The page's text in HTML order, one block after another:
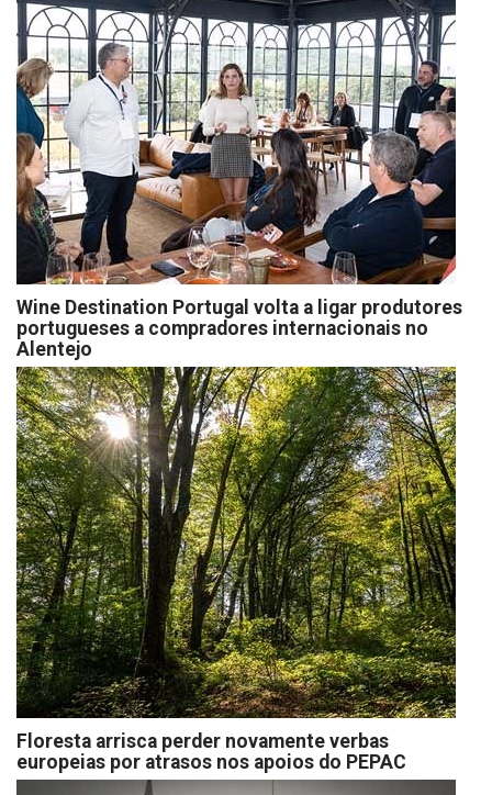
Wine Destination Portugal volta a ligar produtores
portugueses a compradores internacionais no
Alentejo
Floresta arrisca perder novamente verbas
europeias por atrasos nos apoios do PEPAC